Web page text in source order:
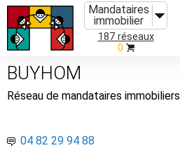
Mandataires
immobilier
187 réseaux
0
BUYHOM
Réseau de mandataires immobiliers
04 82 29 94 88